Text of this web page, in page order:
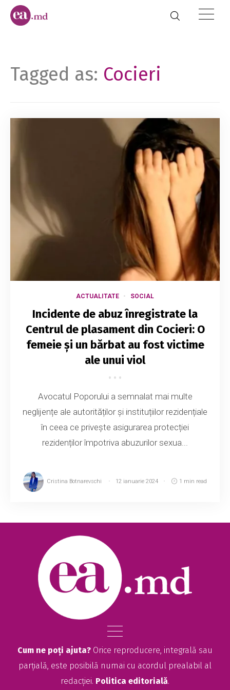
Tagged as: Cocieri
ACTUALITATE SOCIAL
Incidente de abuz înregistrate la
Centrul de plasament din Cocieri: O
femeie și un bărbat au fost victime
ale unui viol
Avocatul Poporului a semnalat mai multe
neglijențe ale autorităților și instituțiilor rezidențiale
în ceea ce privește asigurarea protecției
rezidenților împotriva abuzurilor sexua...
Cristina Botnarevschi 12 ianuarie 2024 1 min read
Cum ne poți ajuta? Orice reproducere, integrală sau
parțială, este posibilă numai cu acordul prealabil al
redacției. Politica editorială.